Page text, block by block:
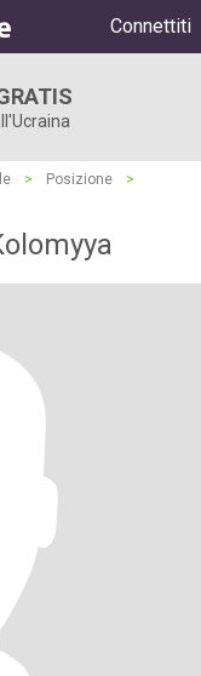
Connettiti
> Posizione
>